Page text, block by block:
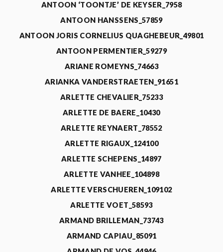
ANTOON ‘TOONTJE’ DE KEYSER_7958
ANTOON HANSSENS_57859
ANTOON JORIS CORNELIUS QUAGHEBEUR_49801
ANTOON PERMENTIER_59279
ARIANE ROMEYNS_74663
ARIANKA VANDERSTRAETEN_91651
ARLETTE CHEVALIER_75233
ARLETTE DE BAERE_10430
ARLETTE REYNAERT_78552
ARLETTE RIGAUX_124100
ARLETTE SCHEPENS_14897
ARLETTE VANHEE_104898
ARLETTE VERSCHUEREN_109102
ARLETTE VOET_58593
ARMAND BRILLEMAN_73743
ARMAND CAPIAU_85091